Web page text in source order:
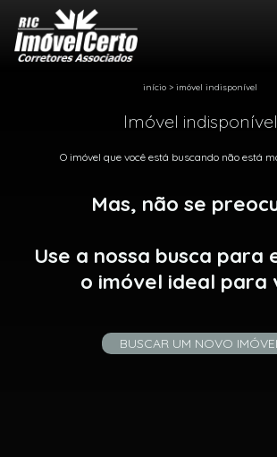
início > imóvel indisponível
Imóvel indisponível
O imóvel que você está buscando não está
Mas, não se
Use a nossa busca para
o imóvel ideal para
BUSCAR UM NOVO